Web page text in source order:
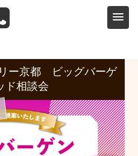
ッド
フランスベットギャラリー京都 ビッグバーゲン＆リクライニングベッド相談会 7/26
ー京都 ビッグバーゲ
ド相談会